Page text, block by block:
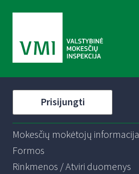
Prisijungti
Mokesčių mokėtojų informacija
Formos
Rinkmenos / Atviri duomenys